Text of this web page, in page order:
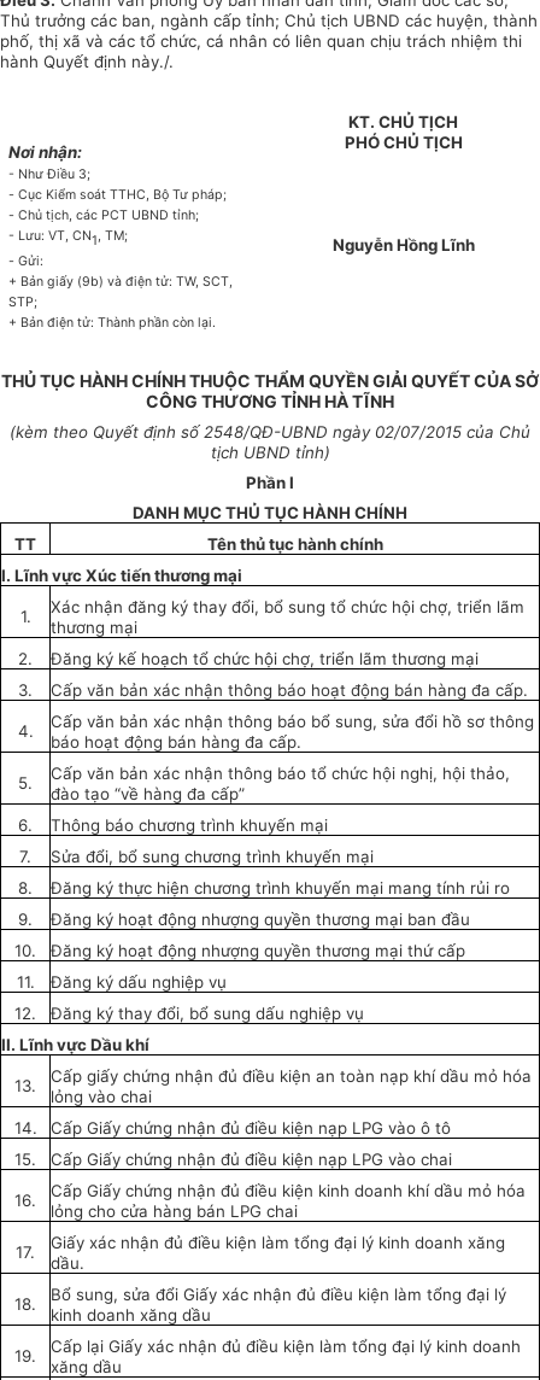
Thủ trưởng các ban, ngành cấp tỉnh; Chủ tịch UBND các huyện, thành
phố, thị xã và các tổ chức, cá nhân có liên quan chịu trách nhiệm thi
hành Quyết định này./.
Nơi nhận:
- Như Điều 3;
-Cục Kiểm soát TTHC, Bộ Tư pháp;
-Chủ tịch, các PCT UBND tỉnh;
- Lưu: VT, CN1, TM;
-Gửi:
+ Bản giấy (9b) và điện tử: TW, SCT,
STP;
+ Bản điện tử: Thành phần còn lại.
KT. CHỦ TỊCH
PHÓ CHỦ TỊCH
Nguyễn Hồng Lĩnh
THỦ TỤC HÀNH CHÍNH THUỘC THẨM QUYỀN GIẢI QUYẾT CỦA SỞ
CÔNG THƯƠNG TỈNH HÀ TĨNH
(kèm theo Quyết định số 2548/QĐ-UBND ngày 02/07/2015 của Chủ
tịch UBND tỉnh)
Phần I
DANH MỤC THỦ TỤC HÀNH CHÍNH
TT
Tênthủtụchành chính
I. Lĩnh vực Xúc tiến thương mại
1. Xác nhận đăng ký thay đổi, bổ sung tổ chức hội chợ, triển lãm
thương mại
2.
Đăng ký kế hoạch tổ chức hội chợ, triển lãm thương mại
3.
Cấp văn bản xác nhận thông báo hoạt động bán hàng đa cấp.
4. Cấp văn bản xác nhận thông báo bổ sung, sửa đổi hồ sơ thông
báo hoạt động bán hàng đa cấp.
5. Cấp văn bản xác nhận thông báo tổ chức hội nghị, hội thảo,
đào tạo “về hàng đa cấp”
6.
Thông báo chương trình khuyến mại
7.
Sửa đổi, bổ sung chương trình khuyến mại
8.
Đăng ký thực hiện chương trình khuyến mại mang tính rủi ro
9.
Đăng ký hoạt động nhượng quyền thương mại ban đầu
10.
Đăng ký hoạt động nhượng quyền thương mại thứcấp
11.
Đăng ký dấu nghiệp vụ
12.
Đăng ký thay đổi, bổ sung dấu nghiệp vụ
II. Lĩnh vực Dầu khí
13. Cấp giấy chứng nhận đủ điều kiện an toàn nạp khí dầu mỏ hóa
lỏng vào chai
14.
Cấp Giấy chứng nhận đủ điều kiện nạp LPG vào ô tô
15.
Cấp Giấy chứng nhận đủ điều kiện nạp LPG vào chai
16. Cấp Giấy chứng nhận đủ điều kiện kinh doanh khí dầu mỏ hóa
lỏng cho cửa hàng bán LPG chai
17. Giấy xác nhận đủ điều kiện làm tổng đại lý kinh doanh xăng
dầu.
18. Bổ sung, sửa đổi Giấy xác nhận đủ điều kiện làm tổng đại lý
kinh doanh xăng dầu
19. Cấp lại Giấy xác nhận đủ điều kiện làm tổng đại lý kinh doanh
xăng dầu